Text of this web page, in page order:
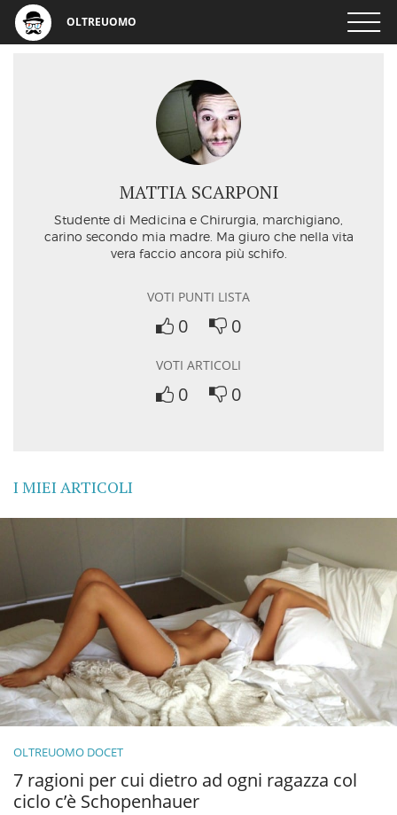
OLTREUOMO
MATTIA SCARPONI
Studente di Medicina e Chirurgia, marchigiano,
carino secondo mia madre. Ma giuro che nella vita
vera faccio ancora più schifo.
VOTI PUNTI LISTA
0 0
VOTI ARTICOLI
0 0
I MIEI ARTICOLI
OLTREUOMO DOCET
7 ragioni per cui dietro ad ogni ragazza col
ciclo c’è Schopenhauer